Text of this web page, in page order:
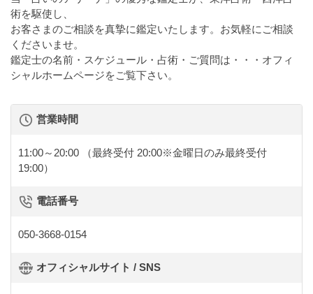
術を駆使し、
お客さまのご相談を真摯に鑑定いたします。お気軽にご相談
くださいませ。
鑑定士の名前・スケジュール・占術・ご質問は・・・オフィ
シャルホームページをご覧下さい。
営業時間
11:00～20:00
（最終受付 20:00※金曜日のみ最終受付
19:00）
電話番号
050-3668-0154
オフィシャルサイト / SNS